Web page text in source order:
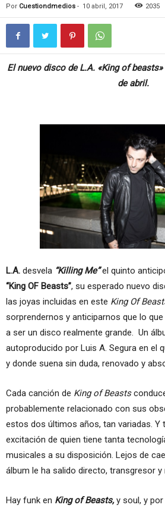
Por Cuestiondmedios - 10 abril, 2017 2035
El nuevo disco de L.A. «King of
de abril.
L.A. desvela “Killing Me”el quinto
“King OF Beasts”, su esperado nuevo
las joyas incluidas en este King Of
sorprendernos y anticiparnos que lo que
a ser un disco realmente grande. Un
autoproducido por Luis A. Segura en el
y donde suena sin duda, renovado y
Cada canción de King of Beasts
probablemente relacionado con sus
estos dos últimos años, tan variadas. Y
excitación de quien tiene tanta
musicales a su disposición. Lejos de
álbum le ha salido directo, transgresor y
Hay funk en King of Beasts,y soul, y por